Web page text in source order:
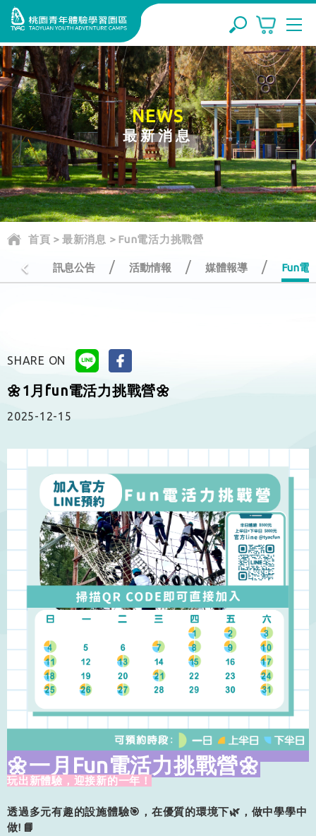
NEWS
最新消息
首頁 > 最新消息 > Fun電活力挑戰營
訊息公告 / 活動情報 / 媒體報導 / Fun電
SHARE ON
🌼1月fun電活力挑戰營🌼
2025-12-15
🌼一月Fun電活力挑戰營🌼
玩出新體驗，迎接新的一年！
透過多元有趣的設施體驗🎯 ，在優質的環境下🌿 ， 做中學學中
做! 📘